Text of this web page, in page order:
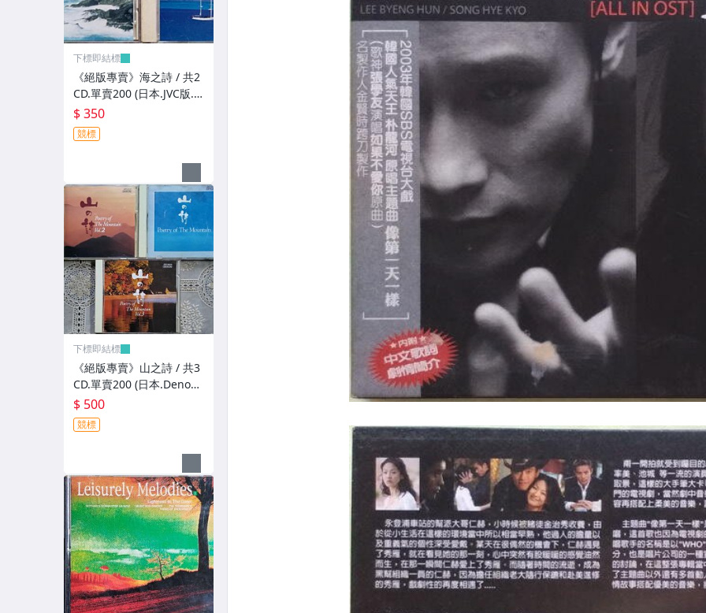
下標即結標
《絕版專賣》海之詩 / 共2
CD.單賣200 (日本.JVC版.
無IFPI)
$ 350
競標
下標即結標
《絕版專賣》山之詩 / 共3
CD.單賣200 (日本.Denon
版.無IFPI)
$ 500
競標